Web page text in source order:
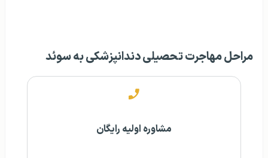
مراحل مهاجرت تحصیلی دندانپزشکی به سوئد
مشاوره اولیه رایگان